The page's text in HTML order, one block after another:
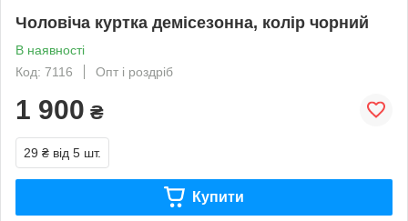
Чоловіча куртка демісезонна, колір чорний
В наявності
Код: 7116
Опт і роздріб
1 900 ₴
29 ₴ від 5 шт.
Купити